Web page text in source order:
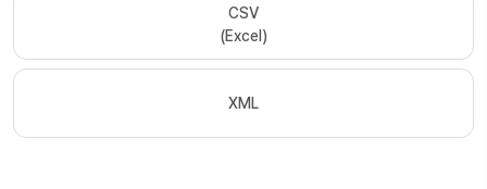
CSV
(Excel)
XML